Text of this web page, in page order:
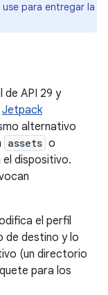
para entregar la
de API 29 y
Jetpack
alternativo
assets o
el dispositivo.
el perfil
de destino y lo
(un directorio
para los